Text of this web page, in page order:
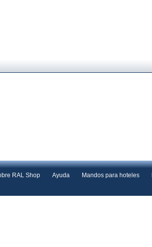
RAL Shop Ayuda Mandos para hoteles